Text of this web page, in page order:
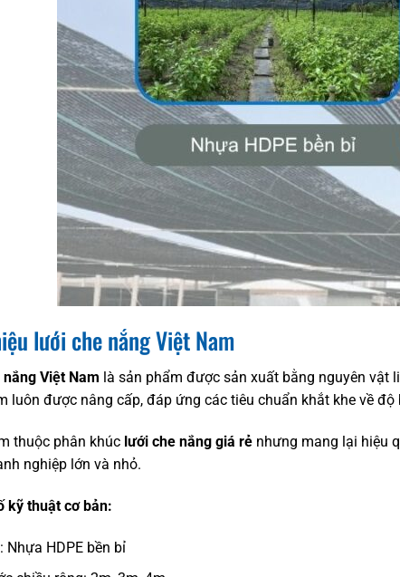
lưới che nắng Việt Nam
nắng Việt Nam là sản phẩm được sản xuất bằng nguyên vật
luôn được nâng cấp, đáp ứng các tiêu chuẩn khắt khe về
thuộc phân khúc lưới che nắng giá rẻ nhưng mang lại hiệu
nghiệp lớn và nhỏ.
kỹ thuật cơ bản:
Nhựa HDPE bền bỉ